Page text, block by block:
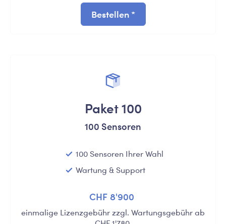
Bestellen *
Paket 100
100 Sensoren
100 Sensoren Ihrer Wahl
Wartung & Support
CHF 8'900
einmalige Lizenzgebühr zzgl. Wartungsgebühr ab